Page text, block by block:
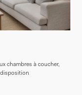
chambres à coucher,